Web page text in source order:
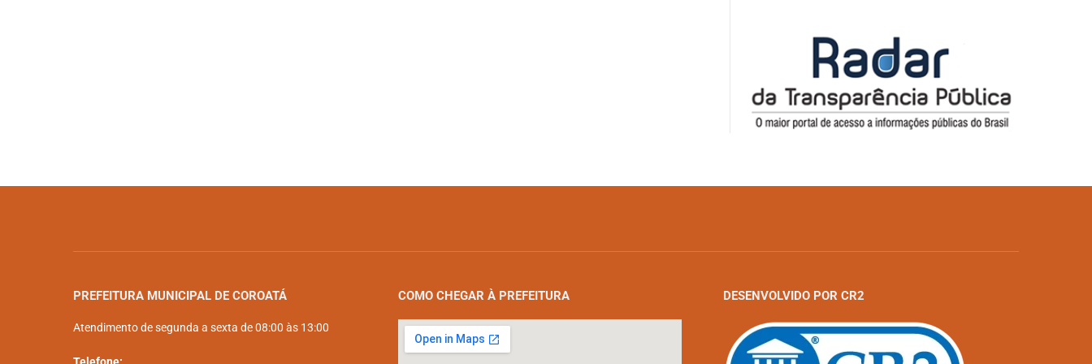
PREFEITURA MUNICIPAL DE COROATÁ
Atendimento de segunda a sexta de 08:00 às 13:00
COMO CHEGAR À PREFEITURA DESENVOLVIDO POR CR2